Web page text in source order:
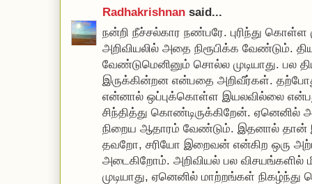
Radhakrishnan said...
நன்றி நீச்சல்கார நண்பரே. புரிந்து கொள்ள
அறிவியலில் அதை நிரூபிக்க வேண்டும்.
வேண்டுமெனினும் சொல்ல முடியாது. பல
இருக்கின்றன என்பதை அறிவீர்கள்.
என்னால் ஒப்புக்கொள்ள இயலவில்லை
சிந்தித்து கொண்டிருக்கிறேன். ஏனெனில்
நிறைய ஆதாரம் வேண்டும். இதனால் தான்
தவறோ, சரியோ இறைவன் என்கிற ஒரு
அடைகிறோம். அறிவியல் பல விசயங்களில்
முடியாது, ஏனெனில் மாற்றங்கள்